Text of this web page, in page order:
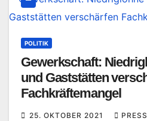
POLITIK
Gewerkschaft:
und Gaststätten
Fachkräftemangel
25. OKTOBER 2021